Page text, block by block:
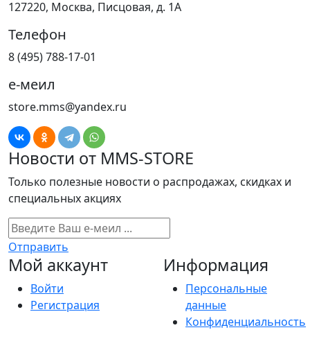
127220, Москва, Писцовая, д. 1А
Телефон
8 (495) 788-17-01
е-меил
store.mms@yandex.ru
Новости от MMS-STORE
Только полезные новости о распродажах, скидках и
специальных акциях
Отправить
Мой аккаунт
Войти
Регистрация
Информация
Персональные
данные
Конфиденциальность